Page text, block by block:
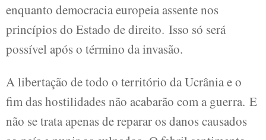
enquanto democracia europeia assente nos
princípios do Estado de direito. Isso só será
possível após o término da invasão.
A libertação de todo o território da Ucrânia e o
fim das hostilidades não acabarão com a guerra. E
não se trata apenas de reparar os danos causados ​​